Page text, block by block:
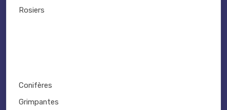
Rosiers
Conifères
Grimpantes